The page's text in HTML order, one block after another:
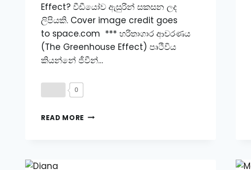
Effect? වීඩීයෝව ඇසුරින් සකසන ලද
ලිපියකි. Cover image credit goes
to space.com *** හරිතාගාර ආචරණය
(The Greenhouse Effect) ​පෘථිවිය
කියන්නේ ජීවීන්…
0
READ MORE පෘථිවිය